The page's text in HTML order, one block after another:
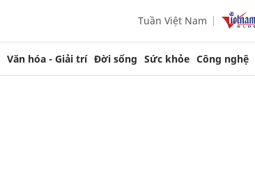
Tuần Việt Nam
Văn hóa - Giải trí Đời sống Sức khỏe Công nghệ